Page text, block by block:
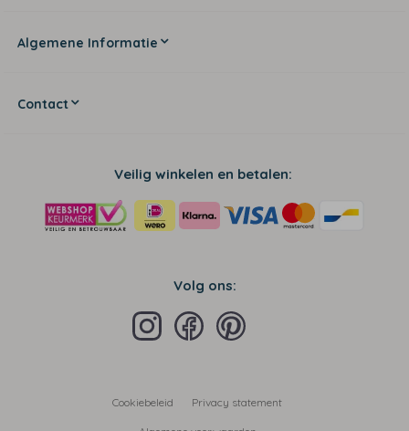
Algemene Informatie
Contact
Veilig winkelen en betalen:
Volg ons:
Cookiebeleid Privacy statement